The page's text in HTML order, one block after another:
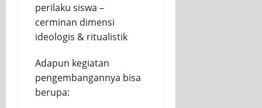
perilaku siswa –
cerminan dimensi
ideologis & ritualistik
Adapun kegiatan
pengembangannya bisa
berupa: